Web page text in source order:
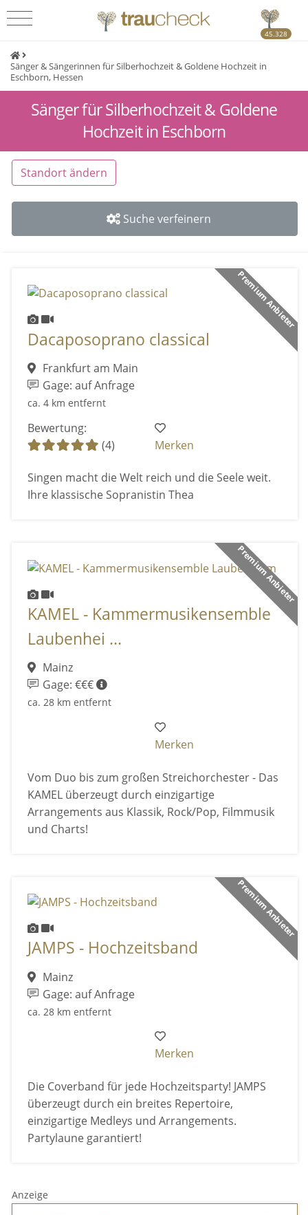
45.328
Sänger & Sängerinnen für Silberhochzeit & Goldene Hochzeit in
Eschborn, Hessen
Sänger für Silberhochzeit & Goldene
Hochzeit in Eschborn
Standort ändern
Suche verfeinern
Premium Anbieter
Dacaposoprano classical
Frankfurt am Main
Gage: auf Anfrage
ca. 4 km entfernt
Bewertung:
(4)
Merken
Singen macht die Welt reich und die Seele weit.
Ihre klassische Sopranistin Thea
Premium Anbieter
KAMEL - Kammermusikensemble
Laubenhei ...
Mainz
Gage: €€€
ca. 28 km entfernt
Merken
Vom Duo bis zum großen Streichorchester - Das
KAMEL überzeugt durch einzigartige
Arrangements aus Klassik, Rock/Pop, Filmmusik
und Charts!
Premium Anbieter
JAMPS - Hochzeitsband
Mainz
Gage: auf Anfrage
ca. 28 km entfernt
Merken
Die Coverband für jede Hochzeitsparty! JAMPS
überzeugt durch ein breites Repertoire,
einzigartige Medleys und Arrangements.
Partylaune garantiert!
Anzeige